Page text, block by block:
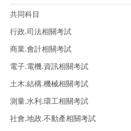
共同科目
行政.司法相關考試
商業.會計相關考試
電子.電機.資訊相關考試
土木.結構.機械相關考試
測量.水利.環工相關考試
社會.地政.不動產相關考試